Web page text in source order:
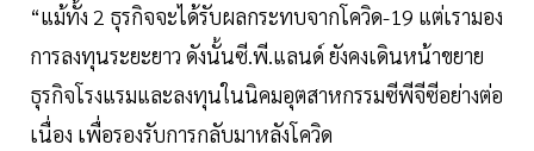
“แม้ทั้ง 2 ธุรกิจจะได้รับผลกระทบจากโควิด-19 แต่เรามอง
การลงทุนระยะยาว ดังนั้นซี.พี.แลนด์ ยังคงเดินหน้าขยาย
ธุรกิจโรงแรมและลงทุนในนิคมอุตสาหกรรมซีพีจีซีอย่างต่อ
เนื่อง เพื่อรองรับการกลับมาหลังโควิด